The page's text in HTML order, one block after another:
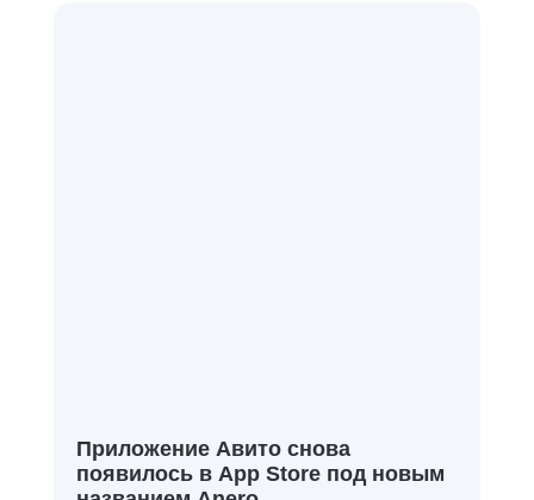
Приложение Авито снова
появилось в App Store под новым